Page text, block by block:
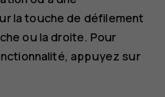
la touche de défilement
ou la droite. Pour
appuyez sur